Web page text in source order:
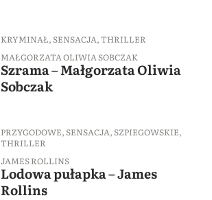
KRYMINAŁ,SENSACJA,THRILLER
MAŁGORZATA OLIWIA SOBCZAK
Szrama – Małgorzata Oliwia
Sobczak
PRZYGODOWE,SENSACJA,SZPIEGOWSKIE,
THRILLER
JAMES ROLLINS
Lodowa pułapka – James
Rollins